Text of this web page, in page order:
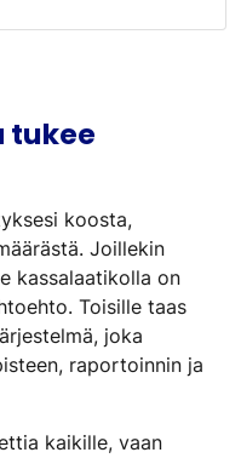
tukee
koosta,
Joillekin
kassalaatikolla on
Toisille taas
joka
raportoinnin ja
kaikille, vaan